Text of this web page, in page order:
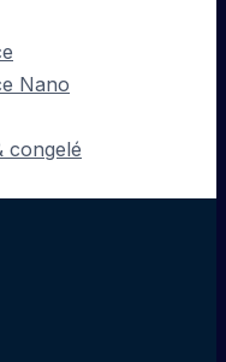
Nano
congelé